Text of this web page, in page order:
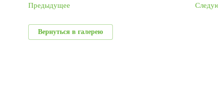
Предыдущее
Вернуться в галерею